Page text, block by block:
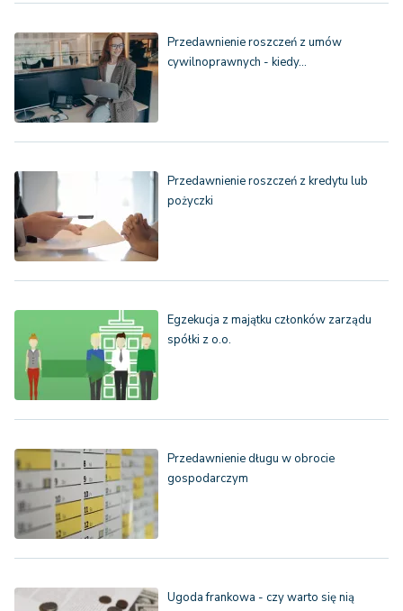
Przedawnienie roszczeń z umów
cywilnoprawnych - kiedy…
Przedawnienie roszczeń z kredytu lub
pożyczki
Egzekucja z majątku członków zarządu
spółki z o.o.
Przedawnienie długu w obrocie
gospodarczym
Ugoda frankowa - czy warto się nią